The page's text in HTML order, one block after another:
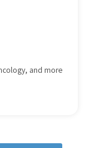
and more